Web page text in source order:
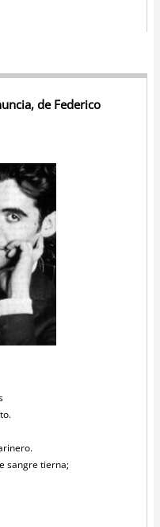
de Federico
sangre tierna;